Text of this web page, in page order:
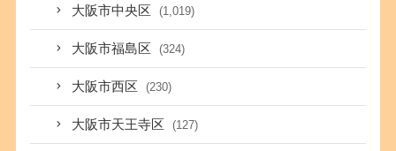
大阪市中央区 (1,019)
大阪市福島区 (324)
大阪市西区 (230)
大阪市天王寺区 (127)